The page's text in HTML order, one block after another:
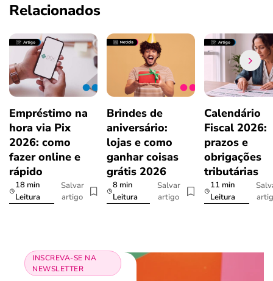
Relacionados
Empréstimo na
hora via Pix
2026: como
fazer online e
rápido
18 min
Leitura
Salvar
artigo
Brindes de
aniversário:
lojas e como
ganhar coisas
grátis 2026
8 min
Leitura
Salvar
artigo
Calendário
Fiscal 2026:
prazos e
obrigações
tributárias
11 min
Leitura
INSCREVA-SE NA
NEWSLETTER